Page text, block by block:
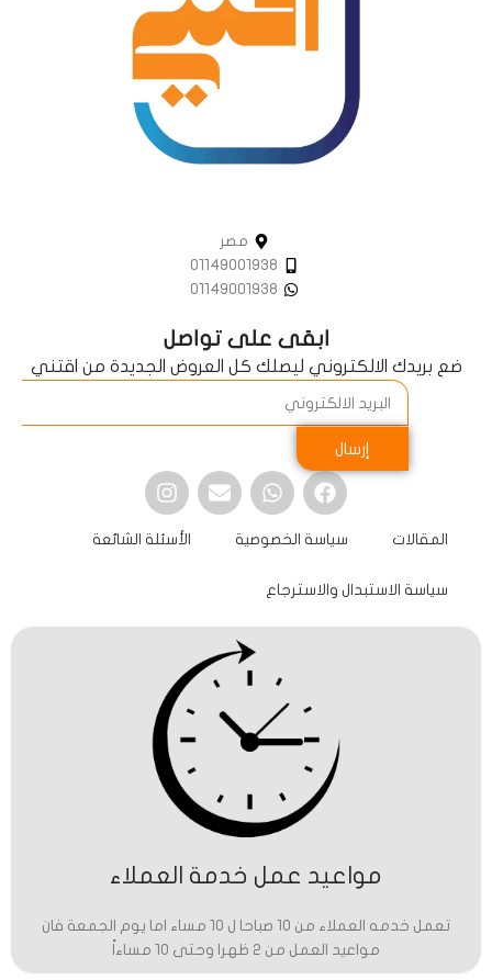
مصر
01149001938
01149001938
ابقى على تواصل
ضع بريدك الالكتروني ليصلك كل العروض الجديدة من اقتني
إرسال
المقالات سياسة الخصوصية الأسئلة الشائعة
سياسة الاستبدال والاسترجاع
مواعيد عمل خدمة العملاء
تعمل خدمه العملاء من 10 صباحا ل 10 مساء اما يوم الجمعة فان
مواعيد العمل من 2 ظهرا وحتى 10 مساءاً